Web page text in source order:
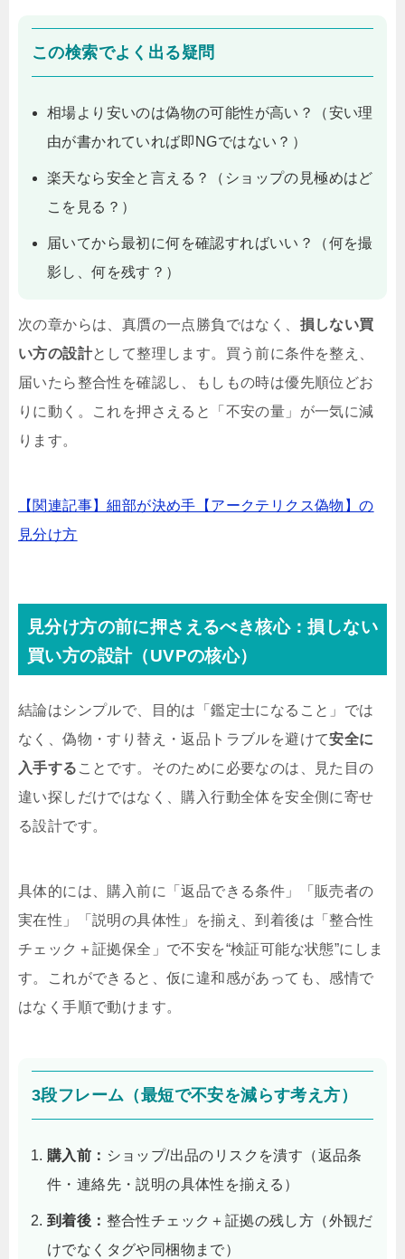
この検索でよく出る疑問
相場より安いのは偽物の可能性が高い？（安い理
由が書かれていれば即NGではない？）
楽天なら安全と言える？（ショップの見極めはど
こを見る？）
届いてから最初に何を確認すればいい？（何を撮
影し、何を残す？）
次の章からは、真贋の一点勝負ではなく、 損しない買
い方の設計として整理します。買う前に条件を整え、
届いたら整合性を確認し、もしもの時は優先順位どお
りに動く。これを押さえると「不安の量」が一気に減
ります。
【関連記事】細部が決め手【アークテリクス偽物】の
見分け方
見分け方の前に押さえるべき核心：損しない
買い方の設計（UVPの核心）
結論はシンプルで、目的は「鑑定士になること」では
なく、偽物・すり替え・返品トラブルを避けて安全に
入手する ことです。そのために必要なのは、見た目の
違い探しだけではなく、購入行動全体を安全側に寄せ
る設計です。
具体的には、購入前に「返品できる条件」「販売者の
実在性」「説明の具体性」を揃え、到着後は「整合性
チェック＋証拠保全」で不安を“検証可能な状態”にしま
す。これができると、仮に違和感があっても、感情で
はなく手順で動けます。
3段フレーム（最短で不安を減らす考え方）
購入前： ショップ/出品のリスクを潰す（返品条
件・連絡先・説明の具体性を揃える）
到着後： 整合性チェック＋証拠の残し方（外観だ
けでなくタグや同梱物まで）